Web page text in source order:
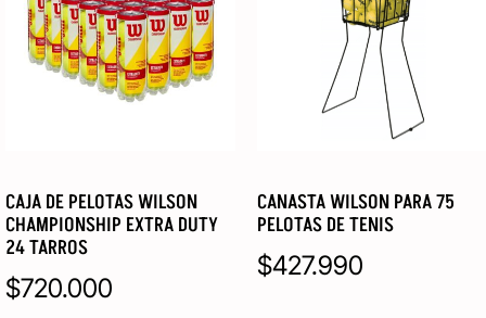
CAJA DE PELOTAS WILSON
CHAMPIONSHIP EXTRA DUTY
24 TARROS
$720.000
CANASTA WILSON PARA 75
PELOTAS DE TENIS
$427.990